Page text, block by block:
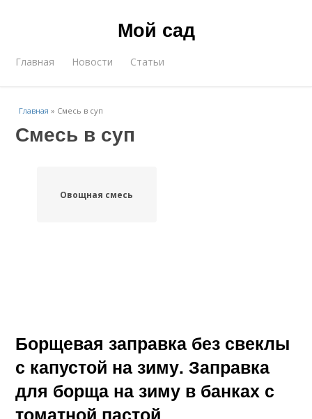
Мой сад
Главная Новости Статьи
Главная » Смесь в суп
Смесь в суп
Овощная смесь
Борщевая заправка без свеклы
с капустой на зиму. Заправка
для борща на зиму в банках с